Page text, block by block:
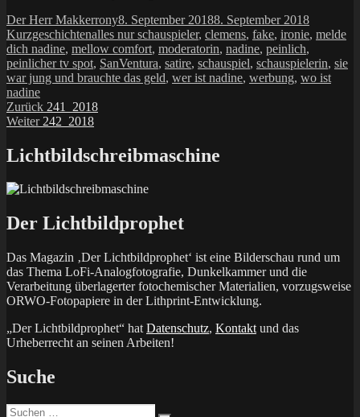
Autor
Der Herr MakkerronyVeröffentlicht
am
8. September 20188. September 2018
KurzgeschichtenSchlagwörter
alles nur schauspieler, clemens, fake, ironie, melde
dich nadine, mellow comfort, moderatorin, nadine, peinlich,
peinlicher tv spot, SanVentura, satire, schauspiel, schauspielerin, sie
war jung und brauchte das geld, wer ist nadine, werbung, wo ist
nadine
Beitragsnavigation
Zurück Vorheriger
Beitrag:
241_2018
Weiter Nächster
242_2018
Lichtbildschreibmaschine
Der Lichtbildprophet
Das Magazin ‚Der Lichtbildprophet‘ ist eine Bilderschau rund um
das Thema LoFi-Analogfotografie, Dunkelkammer und die
Verarbeitung überlagerter fotochemischer Materialien, vorzugsweise
ORWO-Fotopapiere in der Lithprint-Entwicklung.
„Der Lichtbildprophet“ hat Datenschutz, Kontakt und das
Urheberrecht an seinen Arbeiten!
Suche
Suchen